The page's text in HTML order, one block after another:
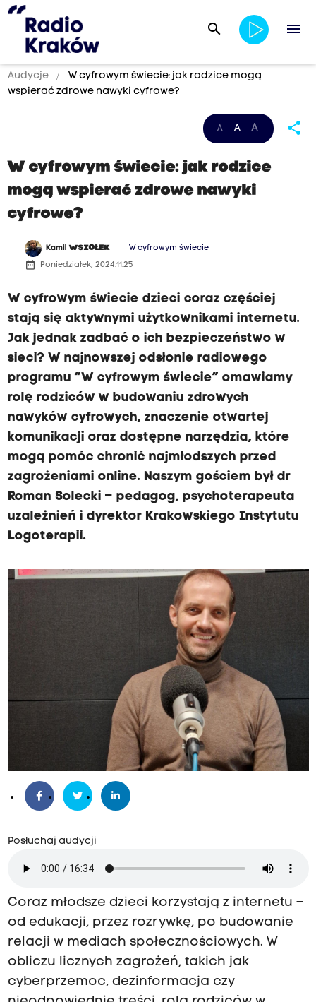
search menu
Audycje
W cyfrowym świecie: jak rodzice mogą
wspierać zdrowe nawyki cyfrowe?
A A A share
W cyfrowym świecie: jak rodzice
mogą wspierać zdrowe nawyki
cyfrowe?
KamilWSZOŁEK W cyfrowym świecie
date_range Poniedziałek, 2024.11.25
W cyfrowym świecie dzieci coraz częściej
stają się aktywnymi użytkownikami internetu.
Jak jednak zadbać o ich bezpieczeństwo w
sieci? W najnowszej odsłonie radiowego
programu “W cyfrowym świecie” omawiamy
rolę rodziców w budowaniu zdrowych
nawyków cyfrowych, znaczenie otwartej
komunikacji oraz dostępne narzędzia, które
mogą pomóc chronić najmłodszych przed
zagrożeniami online. Naszym gościem był dr
Roman Solecki – pedagog, psychoterapeuta
uzależnień i dyrektor Krakowskiego Instytutu
Logoterapii.
Posłuchaj audycji
Coraz młodsze dzieci korzystają z internetu –
od edukacji, przez rozrywkę, po budowanie
relacji w mediach społecznościowych. W
obliczu licznych zagrożeń, takich jak
cyberprzemoc, dezinformacja czy